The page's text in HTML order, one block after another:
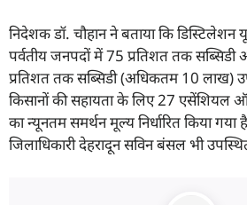
निदेशक डॉ. चौहान ने बताया कि डिस्टिलेशन
पर्वतीय जनपदों में 75 प्रतिशत तक
प्रतिशत तक सब्सिडी (अधिकतम 10 लाख)
किसानों की सहायता के लिए 27 एसेंशियल
का न्यूनतम समर्थन मूल्य निर्धारित किया
जिलाधिकारी देहरादून सविन बंसल भी